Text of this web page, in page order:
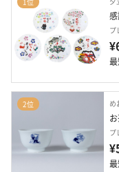
プ
2位 め
プ